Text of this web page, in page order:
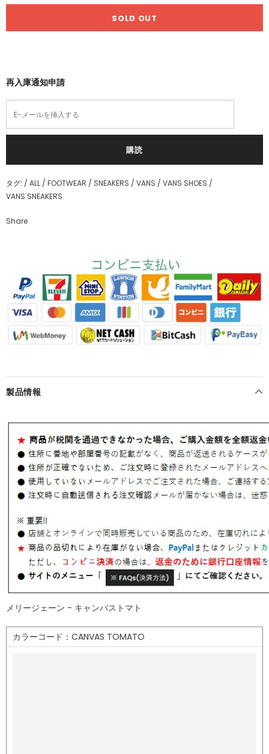
再入庫通知申請
タグ: / ALL / FOOTWEAR / SNEAKERS / VANS / VANS SHOES /
VANS SNEAKERS
Share
製品情報
メリージェーン - キャンバストマト
カラーコード：CANVAS TOMATO